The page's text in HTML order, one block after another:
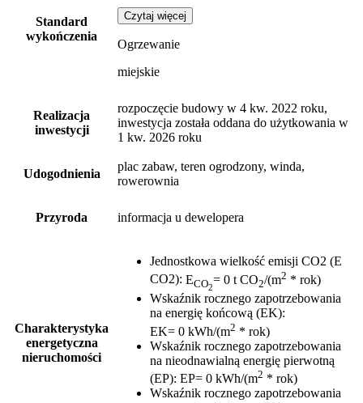
Standard
wykończenia
Czytaj więcej
Ogrzewanie
miejskie
Realizacja
inwestycji
rozpoczęcie budowy w 4 kw. 2022 roku,
inwestycja została oddana do użytkowania w
1 kw. 2026 roku
Udogodnienia
plac zabaw, teren ogrodzony, winda,
rowerownia
Przyroda informacja u dewelopera
Charakterystyka
energetyczna
nieruchomości
Jednostkowa wielkość emisji CO2 (E
CO2): ECO2
= 0 t CO2/(m2 * rok)
Wskaźnik rocznego zapotrzebowania
na energię końcową (EK):
EK= 0 kWh/(m2 * rok)
Wskaźnik rocznego zapotrzebowania
na nieodnawialną energię pierwotną
(EP): EP= 0 kWh/(m2 * rok)
Wskaźnik rocznego zapotrzebowania